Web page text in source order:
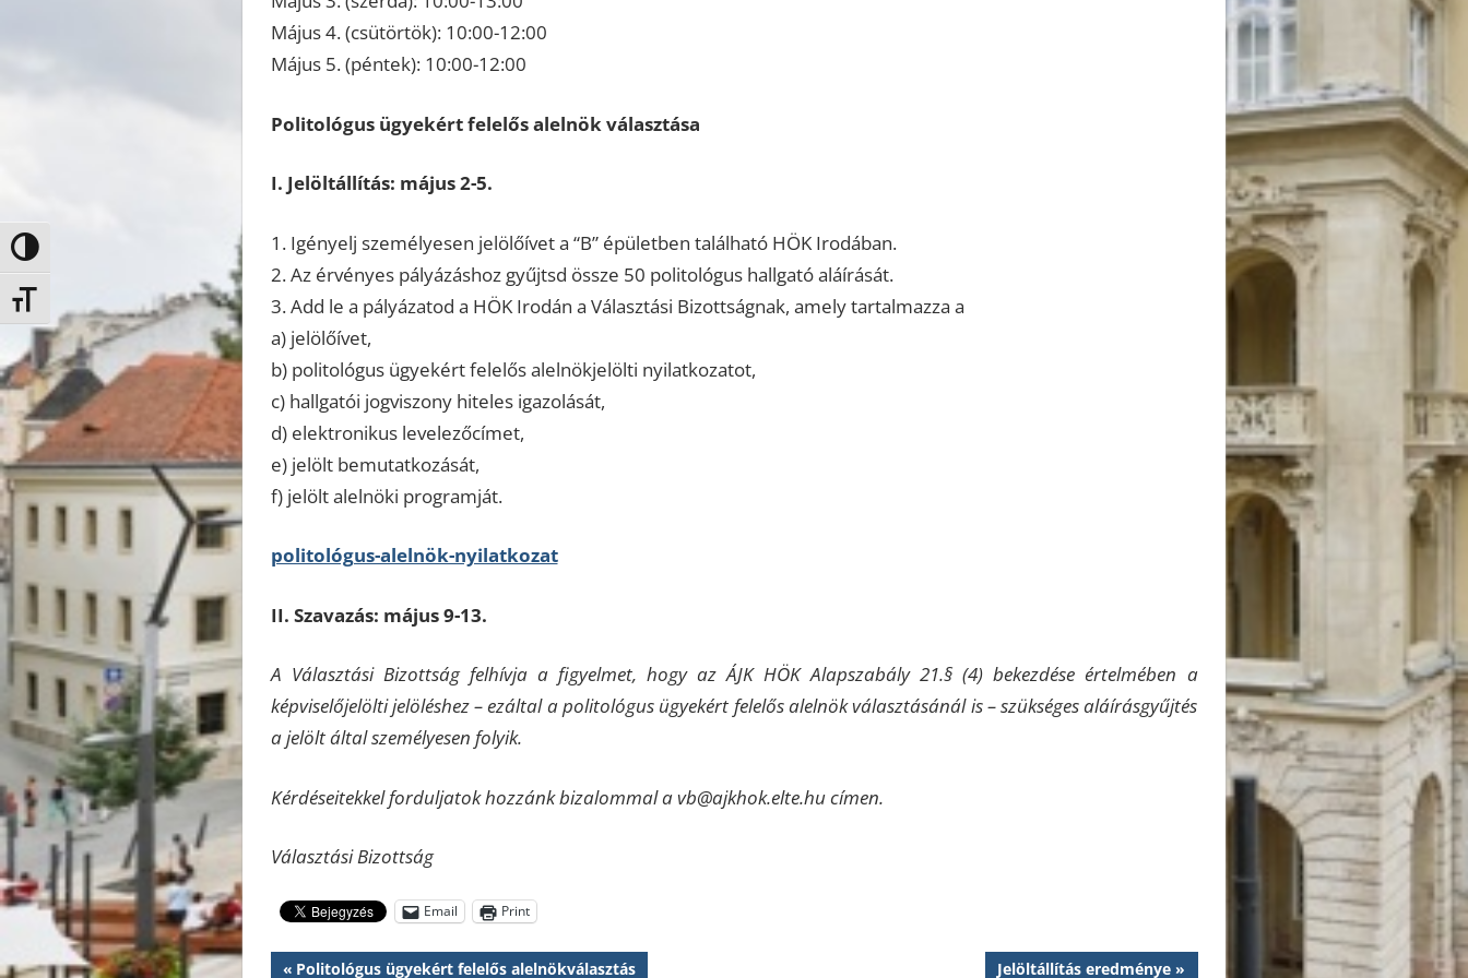
Nagy kontraszt váltása
Betűméret váltása
Május 4. (csütörtök): 10:00-12:00
Május 5. (péntek): 10:00-12:00
Politológus ügyekért felelős alelnök választása
I. Jelöltállítás: május 2-5.
1. Igényelj személyesen jelölőívet a “B” épületben található HÖK Irodában.
2. Az érvényes pályázáshoz gyűjtsd össze 50 politológus hallgató aláírását.
3. Add le a pályázatod a HÖK Irodán a Választási Bizottságnak, amely tartalmazza a
a) jelölőívet,
b) politológus ügyekért felelős alelnökjelölti nyilatkozatot,
c) hallgatói jogviszony hiteles igazolását,
d) elektronikus levelezőcímet,
e) jelölt bemutatkozását,
f) jelölt alelnöki programját.
politológus-alelnök-nyilatkozat
II. Szavazás: május 9-13.
A Választási Bizottság felhívja a figyelmet, hogy az ÁJK HÖK Alapszabály 21.§ (4) bekezdése értelmében a
képviselőjelölti jelöléshez – ezáltal a politológus ügyekért felelős alelnök választásánál is – szükséges aláírásgyűjtés
a jelölt által személyesen folyik.
Kérdéseitekkel forduljatok hozzánk bizalommal a vb@ajkhok.elte.hu címen.
Választási Bizottság
Email Print
Previous
Politológus ügyekért felelős alelnökválasztás Next
Jelöltállítás eredménye